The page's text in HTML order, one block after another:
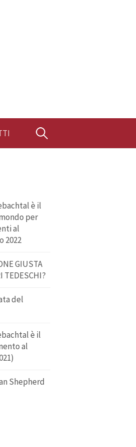
Ricerca
è il
per
al
2022
GIUSTA
TEDESCHI?
del
è il
al
Shepherd